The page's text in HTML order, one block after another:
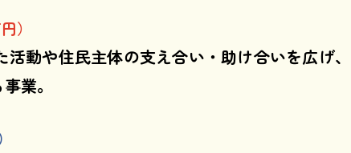
）
動や住民主体の支え合い・助け合いを広げ、
業。